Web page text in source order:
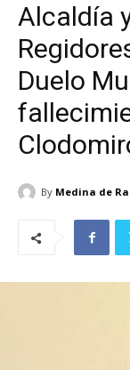
Alcaldía
Duelo
By Medina de